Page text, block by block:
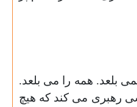
بلعد. همه را می بلعد.
رهبری می کند که هيچ